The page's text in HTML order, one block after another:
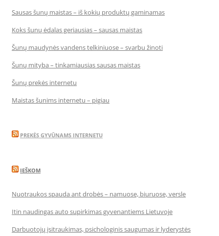
Sausas šunų maistas – iš kokių produktų gaminamas
Koks šunų ėdalas geriausias – sausas maistas
Šunų maudynės vandens telkiniuose – svarbu žinoti
Šunų mityba – tinkamiausias sausas maistas
Šunų prekės internetu
Maistas šunims internetu – pigiau
PREKĖS GYVŪNAMS INTERNETU
IEŠKOM
Nuotraukos spauda ant drobės – namuose, biuruose, versle
Itin naudingas auto supirkimas gyvenantiems Lietuvoje
Darbuotojų įsitraukimas, psichologinis saugumas ir lyderystės